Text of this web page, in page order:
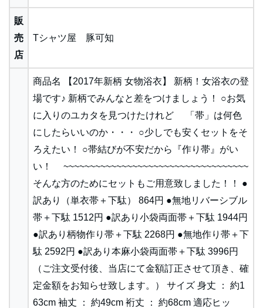
販
売
店
Tシャツ屋 豚可知
商品名 【2017年新柄 女物浴衣】 新柄！女浴衣の登
場です♪ 新柄でみんなと差をつけましょう！ ○お気
に入りのユカタを見つけたけれど 「帯」は何色
にしたらいいのか・・・ ○少しでも安くセットをそ
ろえたい！ ○帯結びが不安だから『作り帯』がい
い！ ~~~~~~~~~~~~~~~~~~~~~~~~~~~~~~~~~~~
そんな方のためにセットもご用意致しました！！ ●
訳あり（単衣帯＋下駄） 864円 ●無地リバーシブル
帯＋下駄 1512円 ●訳あり小袋両面帯＋下駄 1944円
●訳あり柄物作り帯＋下駄 2268円 ●無地作り帯＋下
駄 2592円 ●訳あり本麻小袋両面帯＋下駄 3996円
（ご注文受付後、当店にて金額訂正させて頂き、確
定金額をお知らせ致します。） サイズ 身丈 ： 約1
63cm 袖丈 ： 約49cm 裄丈 ： 約68cm 適応ヒッ